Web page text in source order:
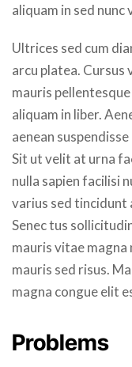
aliquam in sed
Ultrices sed cum
arcu platea. Cursus
mauris
aliquam in liber.
aenean
Sit ut velit at urna
nulla sapien facilisi
varius sed tincidunt
Senec tus
mauris vitae magna
mauris sed risus.
magna congue elit
Problems